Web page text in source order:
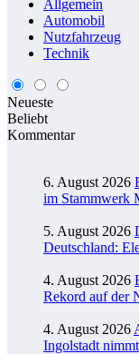
Allgemein
Automobil
Nutzfahrzeug
Technik
Neueste
Beliebt
Kommentar
6. August 2026
im Stammwerk
5. August 2026
Deutschland:
4. August 2026
Rekord auf der
4. August 2026
Ingolstadt